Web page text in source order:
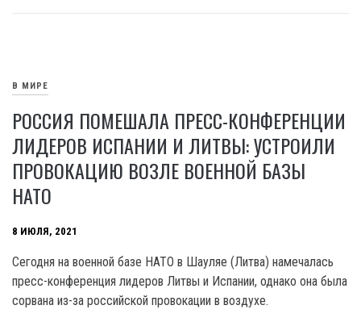
В МИРЕ
РОССИЯ ПОМЕШАЛА ПРЕСС-КОНФЕРЕНЦИИ
ЛИДЕРОВ ИСПАНИИ И ЛИТВЫ: УСТРОИЛИ
ПРОВОКАЦИЮ ВОЗЛЕ ВОЕННОЙ БАЗЫ
НАТО
8 ИЮЛЯ, 2021
Сегодня на военной базе НАТО в Шауляе (Литва) намечалась
пресс-конференция лидеров Литвы и Испании, однако она была
сорвана из-за российской провокации в воздухе.